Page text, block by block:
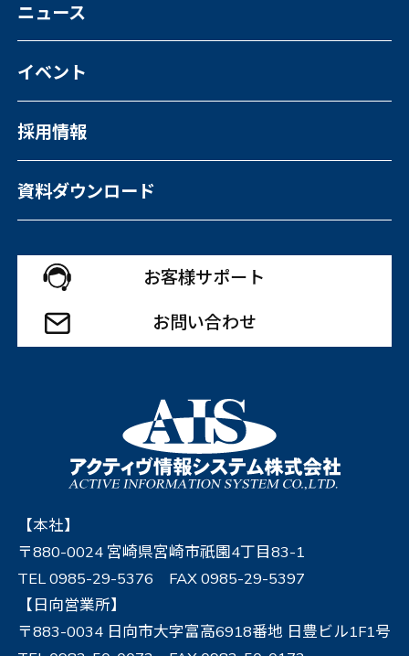
【本社】
〒880-0024 宮崎県宮崎市祇園4丁目83-1
TEL 0985-29-5376 FAX 0985-29-5397
【日向営業所】
〒883-0034 日向市大字富高6918番地 日豊ビル1F1号
外国人の人材紹介
ニュース
イベント
採用情報
資料ダウンロード
お客様サポート
お問い合わせ